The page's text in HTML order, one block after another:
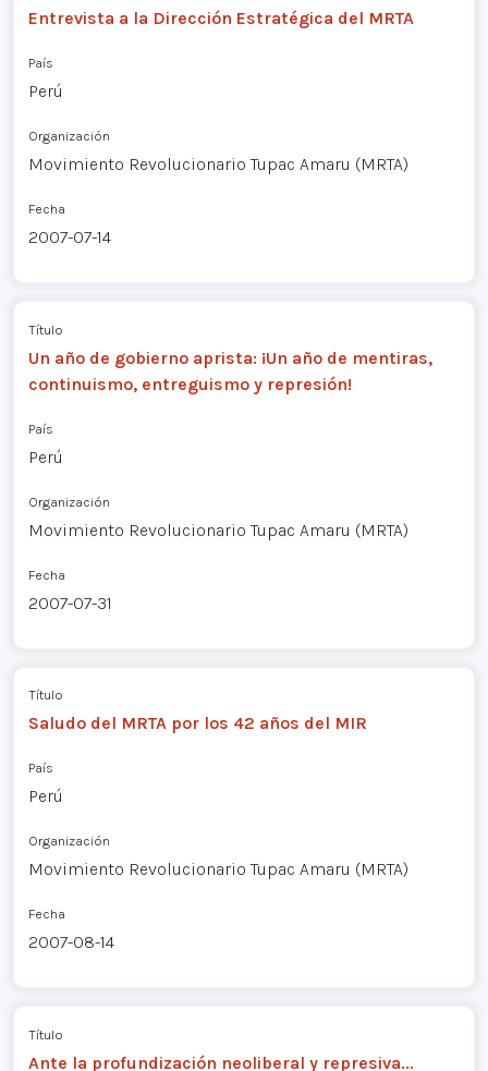
Entrevista a la Dirección Estratégica del MRTA
País
Perú
Organización
Movimiento Revolucionario Tupac Amaru (MRTA)
Fecha
2007-07-14
Título
Un año de gobierno aprista: ¡Un año de mentiras,
continuismo, entreguismo y represión!
País
Perú
Organización
Movimiento Revolucionario Tupac Amaru (MRTA)
Fecha
2007-07-31
Título
Saludo del MRTA por los 42 años del MIR
País
Perú
Organización
Movimiento Revolucionario Tupac Amaru (MRTA)
Fecha
2007-08-14
Título
Ante la profundización neoliberal y represiva...